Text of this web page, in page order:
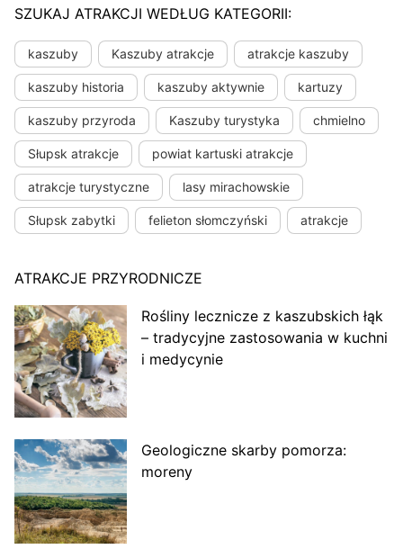
SZUKAJ ATRAKCJI WEDŁUG KATEGORII:
kaszuby Kaszuby atrakcje atrakcje kaszuby
kaszuby historia kaszuby aktywnie kartuzy
kaszuby przyroda Kaszuby turystyka chmielno
Słupsk atrakcje powiat kartuski atrakcje
atrakcje turystyczne lasy mirachowskie
Słupsk zabytki felieton słomczyński atrakcje
ATRAKCJE PRZYRODNICZE
Rośliny lecznicze z kaszubskich łąk
– tradycyjne zastosowania w kuchni
i medycynie
Geologiczne skarby pomorza:
moreny